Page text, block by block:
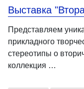
Выставка
Представляем
прикладного
стереотипы о
коллекция …